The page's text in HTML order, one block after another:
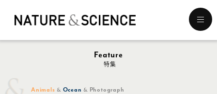
メ
ニ
ュ
Feature
特集
Animals Ocean Photograph